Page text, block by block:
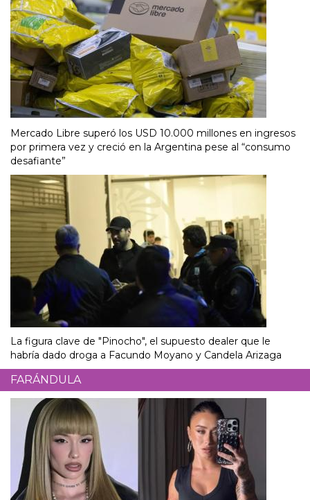
Mercado Libre superó los USD 10.000 millones en ingresos
por primera vez y creció en la Argentina pese al “consumo
desafiante”
La figura clave de "Pinocho", el supuesto dealer que le
habría dado droga a Facundo Moyano y Candela Arizaga
FARÁNDULA